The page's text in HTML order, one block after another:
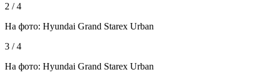
2 / 4
На фото: Hyundai Grand Starex Urban
3 / 4
На фото: Hyundai Grand Starex Urban